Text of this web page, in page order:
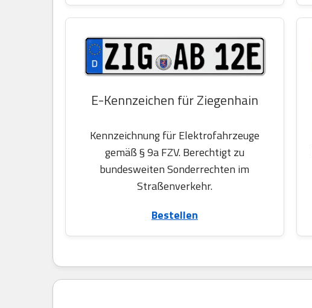
E-Kennzeichen für Ziegenhain
Kennzeichnung für Elektrofahrzeuge
gemäß § 9a FZV. Berechtigt zu
bundesweiten Sonderrechten im
Straßenverkehr.
Bestellen